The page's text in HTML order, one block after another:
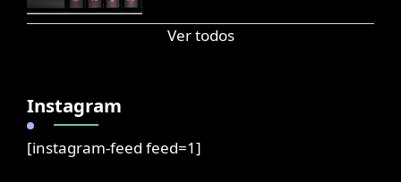
Ver todos
Instagram
[instagram-feed feed=1]